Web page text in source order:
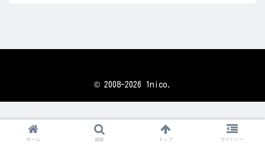
© 2008-2026 1nico.
ホーム 検索 トップ サイドバー